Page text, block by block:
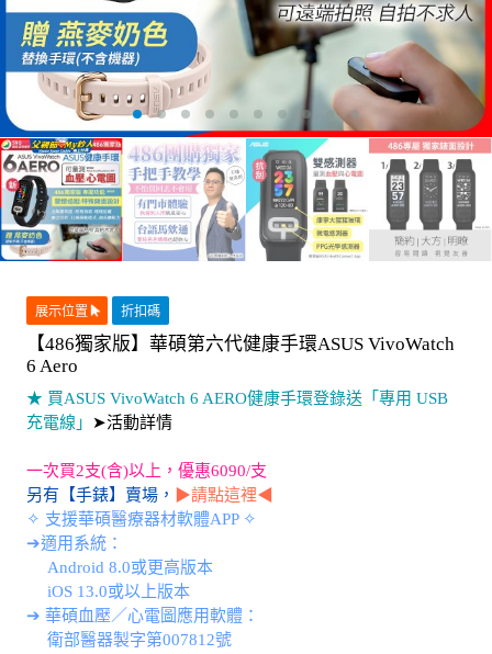
【486獨家版】華碩第六代健康手環ASUS VivoWatch
6 Aero
充電線」➤活動詳情
另有【手錶】賣場， ▶請點這裡◀
✧ 支援華碩醫療器材軟體APP ✧
➔適用系統：
Android 8.0或更高版本
iOS 13.0或以上版本
➔ 華碩血壓／心電圖應用軟體：
衛部醫器製字第007812號
➔ 北市衛器廣字第113110127號